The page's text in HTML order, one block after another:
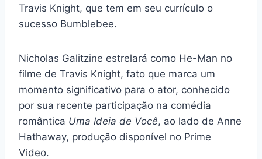
Travis Knight, que tem em seu currículo o
sucesso Bumblebee.
Nicholas Galitzine estrelará como He-Man no
filme de Travis Knight, fato que marca um
momento significativo para o ator, conhecido
por sua recente participação na comédia
romântica Uma Ideia de Você, ao lado de Anne
Hathaway, produção disponível no Prime
Video.